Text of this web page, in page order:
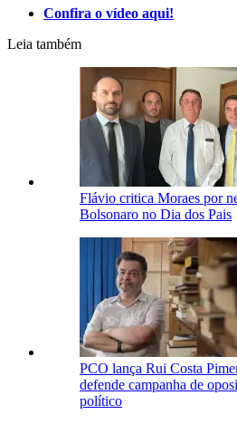
Confira o vídeo aqui!
Leia também
Flávio critica Moraes por
Bolsonaro no Dia dos Pais
PCO lança Rui Costa
defende campanha de
político